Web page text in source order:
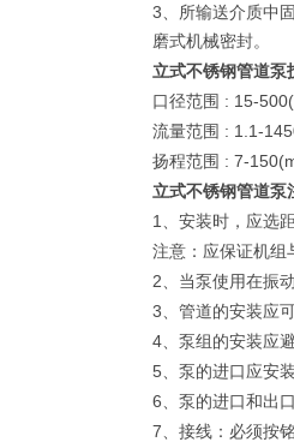
3、所输送介质中
磨式机械密封。
立式不锈钢管道泵
口径范围 : 15-
流量范围 : 1.1-
扬程范围 : 7-
立式不锈钢管道泵
1 、安装时，应选
注意：应保证机组
2、当泵使用在振
3、管道的安装应
4、泵组的安装应
5、泵的进口应安
6、泵的进口和出
7、接线：必须按